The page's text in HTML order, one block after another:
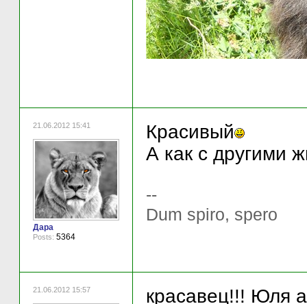
21.06.2012 15:41
Дара
Posts: 5364
Красивый
А как с другими
--
Dum spiro, spero
21.06.2012 15:57 красавец!!! Юля